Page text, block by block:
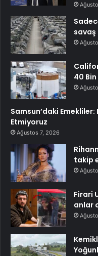
savaş
40
Samsun’daki
Etmiyoruz
Ağustos 7, 2026
takip
Firari
anlar